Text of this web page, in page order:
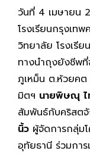
วันที่ 4 เมษายน
โรงเรียนกรุงเท
วิทยาลัย โรงเรี
ทางนำถุงยังชีพที่
ภูเหม็น ต.ห้วยค
มิตฯ นายพิษณุ ไ
สัมพันธ์กับคริสตจั
นิ้ว ผู้จัดการกลุ่ม
อุทัยธานี ร่วมกา